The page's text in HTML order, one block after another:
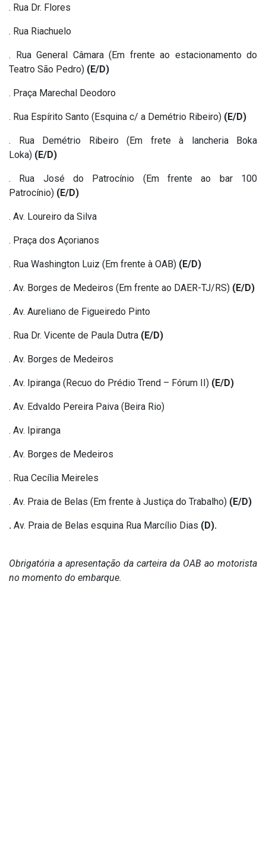
. Rua Dr. Flores
. Rua Riachuelo
. Rua General Câmara (Em frente ao estacionamento do
Teatro São Pedro) (E/D)
. Praça Marechal Deodoro
. Rua Espírito Santo (Esquina c/ a Demétrio Ribeiro) (E/D)
. Rua Demétrio Ribeiro (Em frete à lancheria Boka
Loka) (E/D)
. Rua José do Patrocínio (Em frente ao bar 100
Patrocínio) (E/D)
. Av. Loureiro da Silva
. Praça dos Açorianos
. Rua Washington Luiz (Em frente à OAB) (E/D)
. Av. Borges de Medeiros (Em frente ao DAER-TJ/RS) (E/D)
. Av. Aureliano de Figueiredo Pinto
. Rua Dr. Vicente de Paula Dutra (E/D)
. Av. Borges de Medeiros
. Av. Ipiranga (Recuo do Prédio Trend – Fórum II) (E/D)
. Av. Edvaldo Pereira Paiva (Beira Rio)
. Av. Ipiranga
. Av. Borges de Medeiros
. Rua Cecília Meireles
. Av. Praia de Belas (Em frente à Justiça do Trabalho) (E/D)
. Av. Praia de Belas esquina Rua Marcílio Dias (D).
Obrigatória a apresentação da carteira da OAB ao motorista
no momento do embarque.